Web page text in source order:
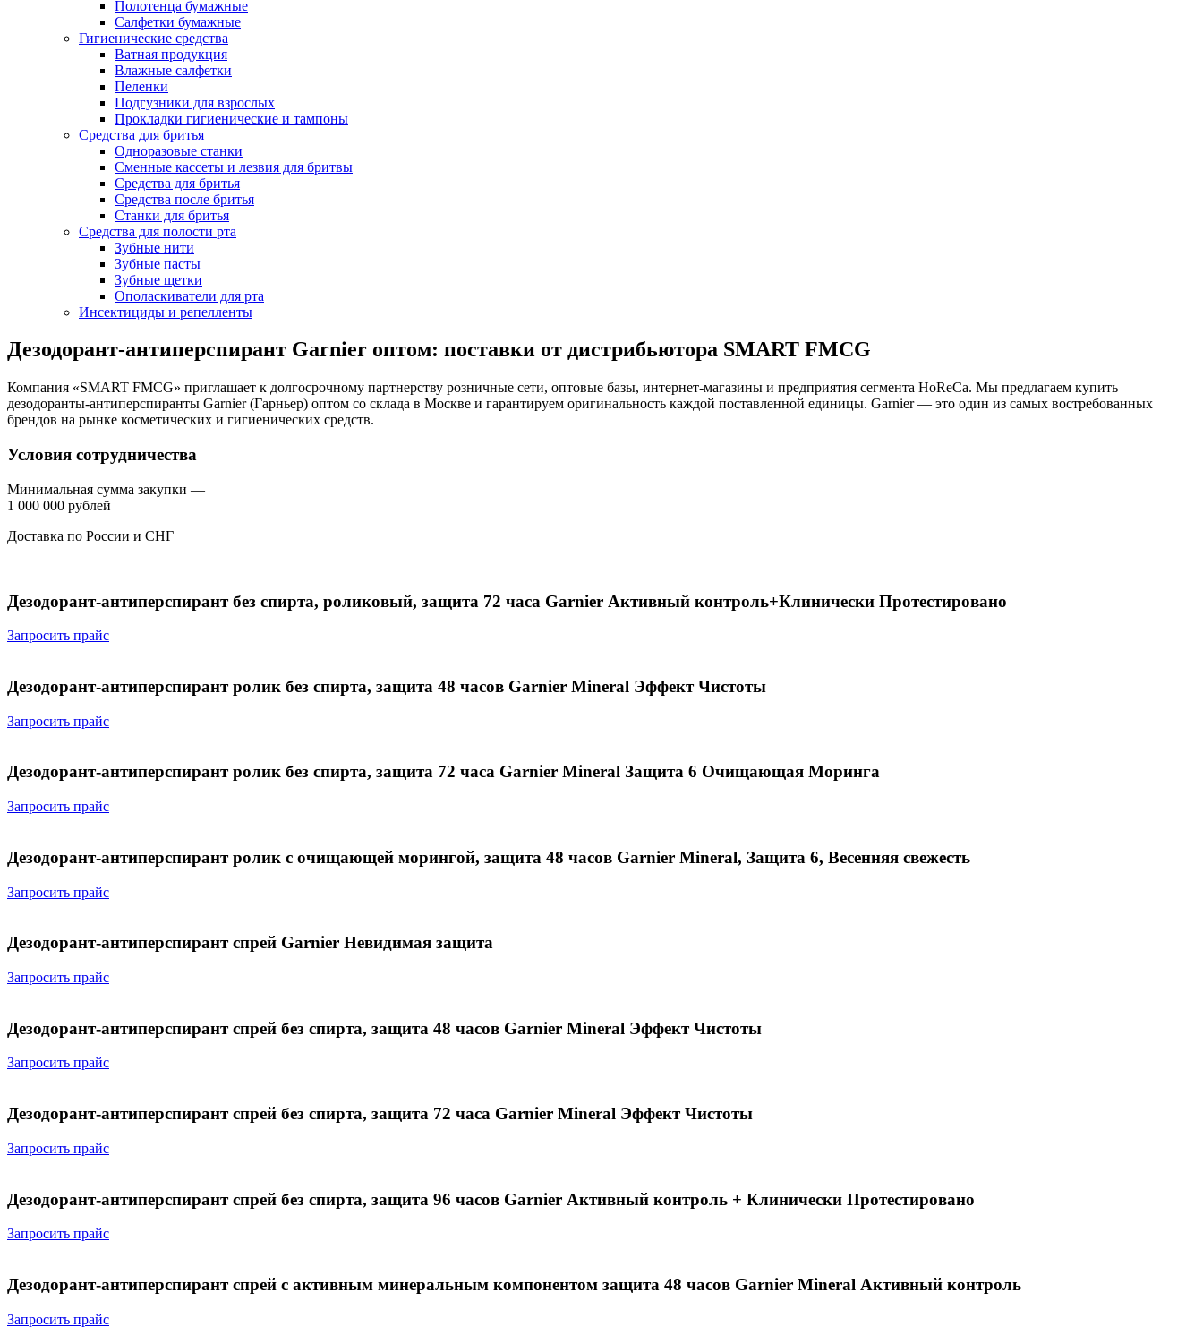
Полотенца бумажные
Салфетки бумажные
Гигиенические средства
Ватная продукция
Влажные салфетки
Пеленки
Подгузники для взрослых
Прокладки гигиенические и тампоны
Средства для бритья
Одноразовые станки
Сменные кассеты и лезвия для бритвы
Средства для бритья
Средства после бритья
Станки для бритья
Средства для полости рта
Зубные нити
Зубные пасты
Зубные щетки
Ополаскиватели для рта
Инсектициды и репелленты
Дезодорант-антиперспирант Garnier оптом: поставки от дистрибьютора SMART FMCG
Компания «SMART FMCG» приглашает к долгосрочному партнерству розничные сети, оптовые базы, интернет-магазины и предприятия сегмента HoReCa. Мы предлагаем купить
дезодоранты-антиперспиранты Garnier (Гарньер) оптом со склада в Москве и гарантируем оригинальность каждой поставленной единицы. Garnier — это один из самых востребованных
брендов на рынке косметических и гигиенических средств.
Условия сотрудничества
Минимальная сумма закупки —
1 000 000 рублей
Доставка по России и СНГ
Дезодорант-антиперспирант без спирта, роликовый, защита 72 часа Garnier Активный контроль+Клинически Протестировано
Запросить прайс
Дезодорант-антиперспирант ролик без спирта, защита 48 часов Garnier Mineral Эффект Чистоты
Запросить прайс
Дезодорант-антиперспирант ролик без спирта, защита 72 часа Garnier Mineral Защита 6 Очищающая Моринга
Запросить прайс
Дезодорант-антиперспирант ролик с очищающей морингой, защита 48 часов Garnier Mineral, Защита 6, Весенняя свежесть
Запросить прайс
Дезодорант-антиперспирант спрей Garnier Невидимая защита
Запросить прайс
Дезодорант-антиперспирант спрей без спирта, защита 48 часов Garnier Mineral Эффект Чистоты
Запросить прайс
Дезодорант-антиперспирант спрей без спирта, защита 72 часа Garnier Mineral Эффект Чистоты
Запросить прайс
Дезодорант-антиперспирант спрей без спирта, защита 96 часов Garnier Активный контроль + Клинически Протестировано
Запросить прайс
Дезодорант-антиперспирант спрей с активным минеральным компонентом защита 48 часов Garnier Mineral Активный контроль
Запросить прайс